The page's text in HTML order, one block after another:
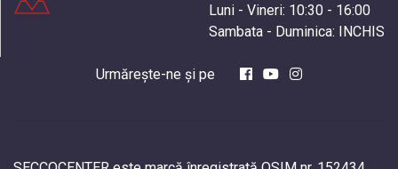
Luni - Vineri: 10:30 - 16:00
Sambata - Duminica: INCHIS
Urmărește-ne și pe